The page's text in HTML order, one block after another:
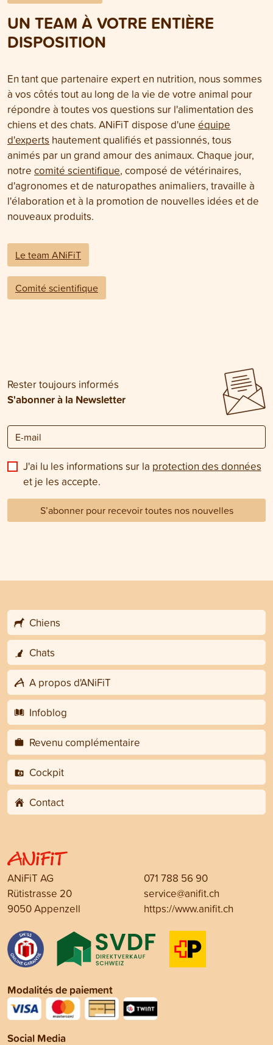
UN TEAM À VOTRE ENTIÈRE
DISPOSITION
En tant que partenaire expert en nutrition, nous sommes
à vos côtés tout au long de la vie de votre animal pour
répondre à toutes vos questions sur l'alimentation des
chiens et des chats. ANiFiT dispose d'une équipe
d'experts hautement qualifiés et passionnés, tous
animés par un grand amour des animaux. Chaque jour,
notre comité scientifique, composé de vétérinaires,
d'agronomes et de naturopathes animaliers, travaille à
l'élaboration et à la promotion de nouvelles idées et de
nouveaux produits.
Le team ANiFiT
Comité scientifique
Rester toujours informés
S'abonner à la Newsletter
J'ai lu les informations sur la protection des données
et je les accepte.
S’abonner pour recevoir toutes nos nouvelles
Chiens
Chats
A propos d'ANiFiT
Infoblog
Revenu complémentaire
Cockpit
Contact
ANiFiT AG
Rütistrasse 20
9050 Appenzell
071 788 56 90
service@anifit.ch
https://www.anifit.ch
Modalités de paiement
Social Media